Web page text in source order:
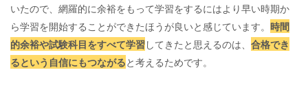
いたので、網羅的に余裕をもって学習をするにはより早い時期か
ら学習を開始することができたほうが良いと感じています。 時間
的余裕や試験科目をすべて学習 してきたと思えるのは、 合格でき
るという自信にもつながると考えるためです。